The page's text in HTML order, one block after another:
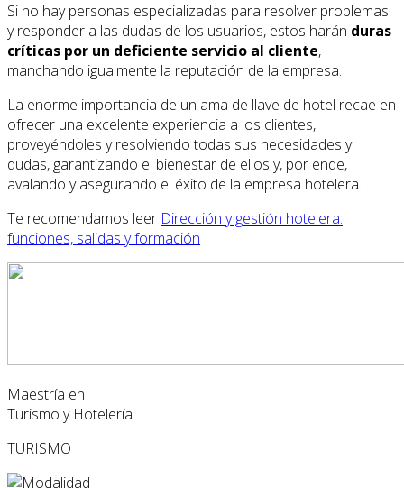
Si no hay personas especializadas para resolver problemas
y responder a las dudas de los usuarios, estos harán duras
críticas por un deficiente servicio al cliente,
manchando igualmente la reputación de la empresa.
La enorme importancia de un ama de llave de hotel recae en
ofrecer una excelente experiencia a los clientes,
proveyéndoles y resolviendo todas sus necesidades y
dudas, garantizando el bienestar de ellos y, por ende,
avalando y asegurando el éxito de la empresa hotelera.
Te recomendamos leer Dirección y gestión hotelera:
funciones, salidas y formación
Maestría en
Turismo y Hotelería
TURISMO